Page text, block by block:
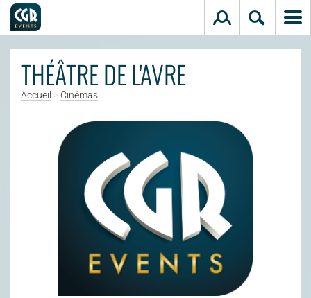
Aller au contenu principal
THÉÂTRE DE L'AVRE
Accueil > Cinémas